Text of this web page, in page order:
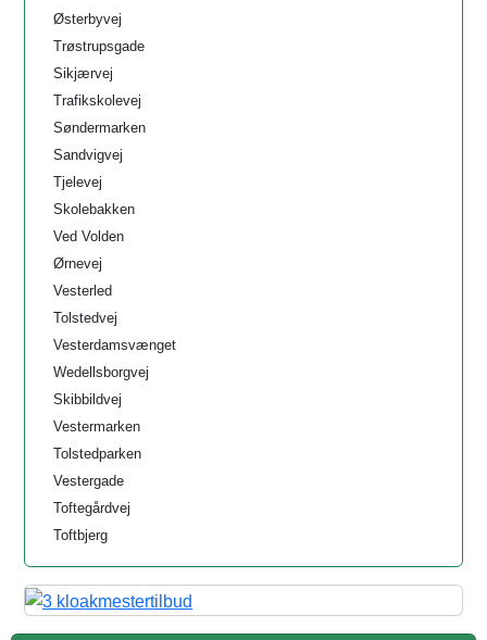
Østerbyvej
Trøstrupsgade
Sikjærvej
Trafikskolevej
Søndermarken
Sandvigvej
Tjelevej
Skolebakken
Ved Volden
Ørnevej
Vesterled
Tolstedvej
Vesterdamsvænget
Wedellsborgvej
Skibbildvej
Vestermarken
Tolstedparken
Vestergade
Toftegårdvej
Toftbjerg